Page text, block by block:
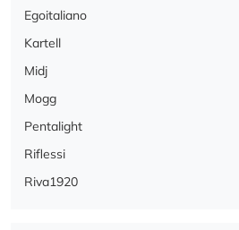
Egoitaliano
Kartell
Midj
Mogg
Pentalight
Riflessi
Riva1920